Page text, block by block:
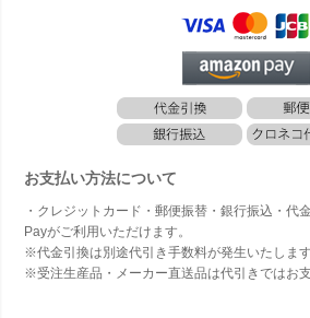
お支払い方法について
・クレジットカード・郵便振替・銀行振込・代
Payがご利用いただけます。
※代金引換は別途代引き手数料が発生いたします
※受注生産品・メーカー直送品は代引きではお